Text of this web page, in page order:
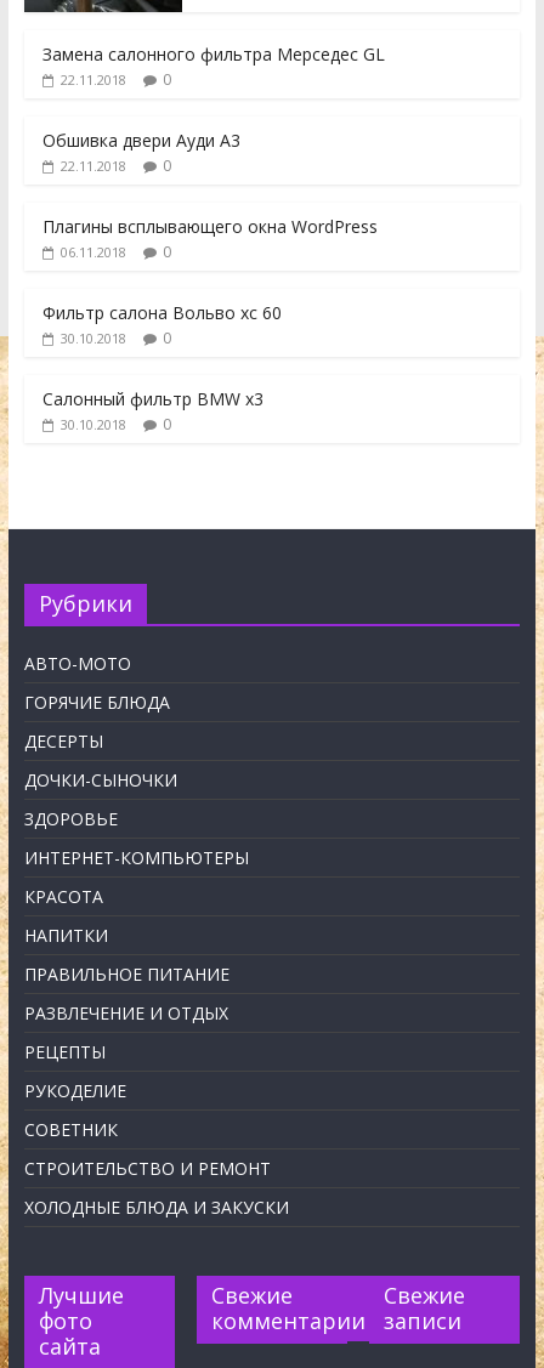
Замена салонного фильтра Мерседес GL
22.11.2018 0
Обшивка двери Ауди А3
22.11.2018 0
Плагины всплывающего окна WordPress
06.11.2018 0
Фильтр салона Вольво хс 60
30.10.2018 0
Салонный фильтр BMW x3
30.10.2018 0
Рубрики
АВТО-МОТО
ГОРЯЧИЕ БЛЮДА
ДЕСЕРТЫ
ДОЧКИ-СЫНОЧКИ
ЗДОРОВЬЕ
ИНТЕРНЕТ-КОМПЬЮТЕРЫ
КРАСОТА
НАПИТКИ
ПРАВИЛЬНОЕ ПИТАНИЕ
РАЗВЛЕЧЕНИЕ И ОТДЫХ
РЕЦЕПТЫ
РУКОДЕЛИЕ
СОВЕТНИК
СТРОИТЕЛЬСТВО И РЕМОНТ
ХОЛОДНЫЕ БЛЮДА И ЗАКУСКИ
Лучшие
фото
сайта
Свежие
комментарии
Свежие
записи